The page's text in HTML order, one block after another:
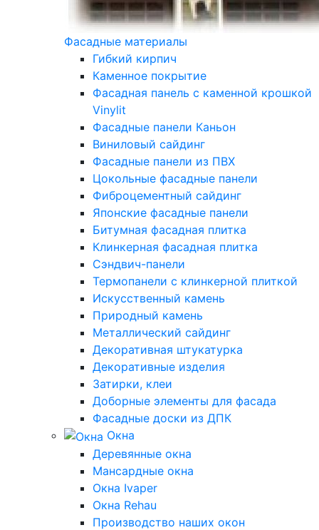
Фасадные материалы
Гибкий кирпич
Каменное покрытие
Фасадная панель с каменной крошкой
Vinylit
Фасадные панели Каньон
Виниловый сайдинг
Фасадные панели из ПВХ
Цокольные фасадные панели
Фиброцементный сайдинг
Японские фасадные панели
Битумная фасадная плитка
Клинкерная фасадная плитка
Сэндвич-панели
Термопанели с клинкерной плиткой
Искусственный камень
Природный камень
Металлический сайдинг
Декоративная штукатурка
Декоративные изделия
Затирки, клеи
Доборные элементы для фасада
Фасадные доски из ДПК
Окна
Деревянные окна
Мансардные окна
Окна Ivaper
Окна Rehau
Производство наших окон